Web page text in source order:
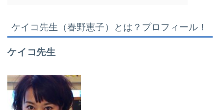
ケイコ先生（春野恵子）とは？プロフィール！
ケイコ先生